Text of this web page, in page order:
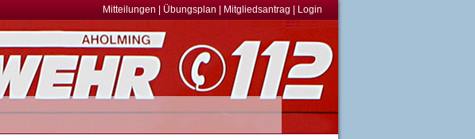
Mitteilungen Übungsplan Mitgliedsantrag Login